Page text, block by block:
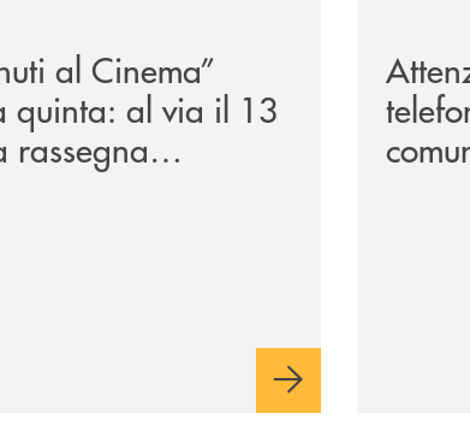
al Cinema”
quinta: al via il 13
rassegna
nella corte